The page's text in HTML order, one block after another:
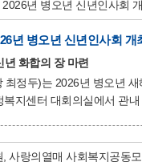
러 의견을 나누는 소통행정
장으로 우리 동네에 오신
고맙다”며 감사의 인사를 전했
도 어르신들의 건강을 기원
활기찬 노후생활을 위한
년 병오년 신년인사회 개
년 화합의 장 마련
최정두)는 2026년 병오년
지센터 대회의실에서 관내
단체장과 회원, 통장협의회